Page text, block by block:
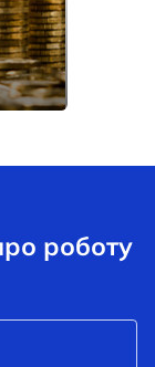
роботу